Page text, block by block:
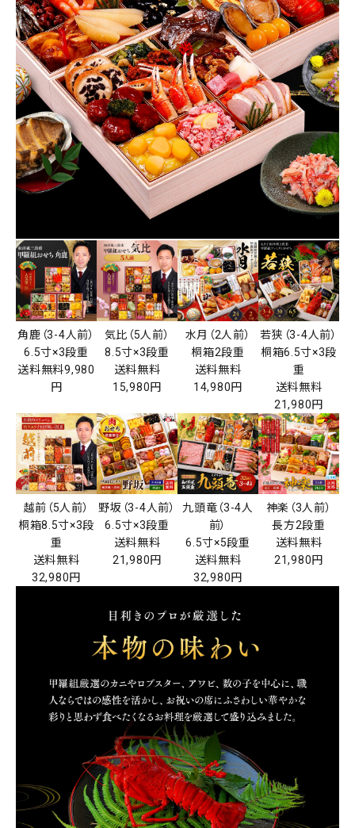
角鹿（3-4人前）
6.5寸×3段重
送料無料9,980
円
気比（5人前）
8.5寸×3段重
送料無料
15,980円
水月（2人前）
桐箱2段重
送料無料
14,980円
若狭（3-4人前）
桐箱6.5寸×3段
重
送料無料
21,980円
越前（5人前）
桐箱8.5寸×3段
重
送料無料
32,980円
野坂（3-4人前）
6.5寸×3段重
送料無料
21,980円
九頭竜（3-4人
前）
6.5寸×5段重
送料無料
32,980円
神楽（3人前）
長方2段重
送料無料
21,980円